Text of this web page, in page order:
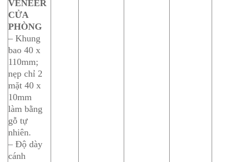
VENEER
CỬA
PHÒNG
– Khung
bao 40 x
110mm;
nẹp chỉ 2
mặt 40 x
10mm
làm bằng
gỗ tự
nhiên.
– Độ dày
cánh